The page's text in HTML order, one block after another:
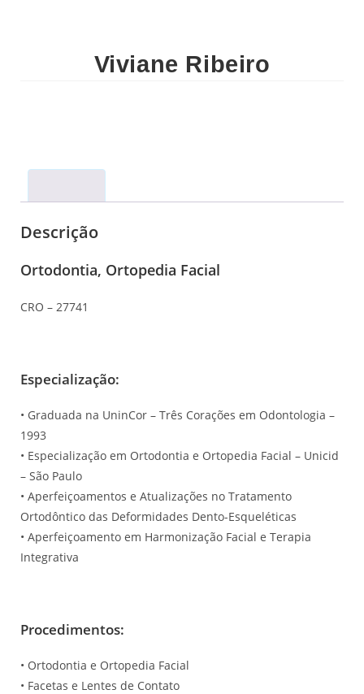
Viviane Ribeiro
Descrição
Ortodontia, Ortopedia Facial
CRO – 27741
Especialização:
• Graduada na UninCor – Três Corações em Odontologia –
1993
• Especialização em Ortodontia e Ortopedia Facial – Unicid
– São Paulo
• Aperfeiçoamentos e Atualizações no Tratamento
Ortodôntico das Deformidades Dento-Esqueléticas
• Aperfeiçoamento em Harmonização Facial e Terapia
Integrativa
Procedimentos:
• Ortodontia e Ortopedia Facial
• Facetas e Lentes de Contato